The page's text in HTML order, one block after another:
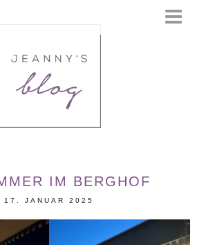
IM BERGHOF
17. JANUAR 2025